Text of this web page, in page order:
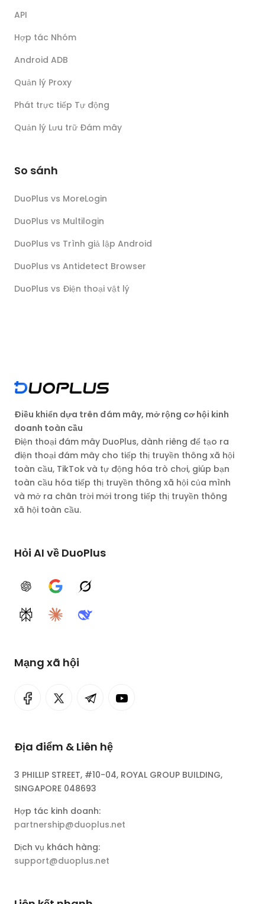
API
Hợp tác Nhóm
Android ADB
Quản lý Proxy
Phát trực tiếp Tự động
Quản lý Lưu trữ Đám mây
So sánh
DuoPlus vs MoreLogin
DuoPlus vs Multilogin
DuoPlus vs Trình giả lập Android
DuoPlus vs Antidetect Browser
DuoPlus vs Điện thoại vật lý
Điều khiển dựa trên đám mây, mở rộng cơ hội kinh
doanh toàn cầu
Điện thoại đám mây DuoPlus, dành riêng để tạo ra
điện thoại đám mây cho tiếp thị truyền thông xã hội
toàn cầu, TikTok và tự động hóa trò chơi, giúp bạn
toàn cầu hóa tiếp thị truyền thông xã hội của mình
và mở ra chân trời mới trong tiếp thị truyền thông
xã hội toàn cầu.
Hỏi AI về DuoPlus
ChatGPTGoogle AIGrok
PerplexityClaudeDeepSeek
Mạng xã hội
Địa điểm & Liên hệ
3 PHILLIP STREET, #10-04, ROYAL GROUP BUILDING,
SINGAPORE 048693
Hợp tác kinh doanh:
partnership@duoplus.net
Dịch vụ khách hàng:
support@duoplus.net